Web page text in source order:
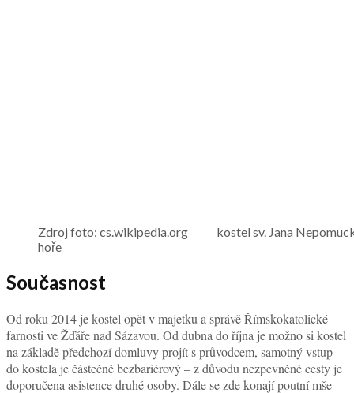
Zdroj foto: cs.wikipedia.org kostel sv. Jana
hoře
Současnost
Od roku 2014 je kostel opět v majetku a správě Římskokatolické
farnosti ve Žďáře nad Sázavou. Od dubna do října je možno si kostel
na základě předchozí domluvy projít s průvodcem, samotný vstup
do kostela je částečně bezbariérový – z důvodu nezpevněné cesty je
doporučena asistence druhé osoby. Dále se zde konají poutní mše